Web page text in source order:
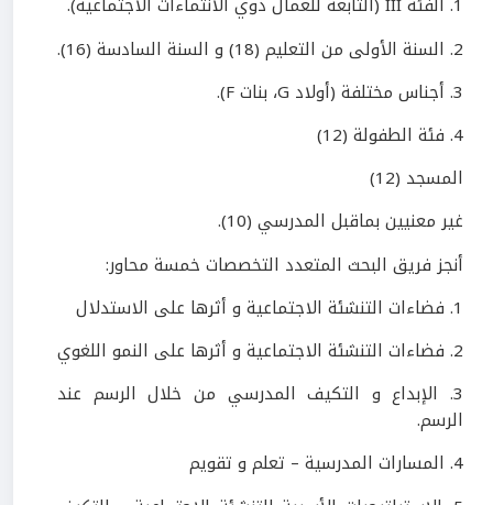
2. السنة الأولى من التعليم (18) و السنة السادسة (16).
3. أجناس مختلفة (أولاد G، بنات F).
4. فئة الطفولة (12)
المسجد (12)
غير معنيين بماقبل المدرسي (10).
أنجز فريق البحث المتعدد التخصصات خمسة محاور:
1. فضاءات التنشئة الاجتماعية و أثرها على الاستدلال
2. فضاءات التنشئة الاجتماعية و أثرها على النمو اللغوي
3. الإبداع و التكيف المدرسي من خلال الرسم عند
الرسم.
4. المسارات المدرسية – تعلم و تقويم